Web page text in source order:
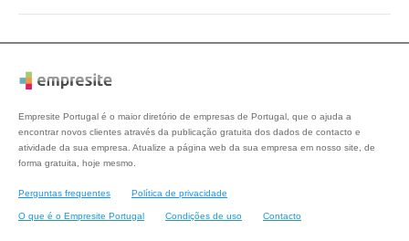
Empresite Portugal é o maior diretório de empresas de Portugal, que o ajuda a
encontrar novos clientes através da publicação gratuita dos dados de contacto e
atividade da sua empresa. Atualize a página web da sua empresa em nosso site, de
forma gratuita, hoje mesmo.
Perguntas frequentes Política de privacidade
O que é o Empresite Portugal Condições de uso Contacto